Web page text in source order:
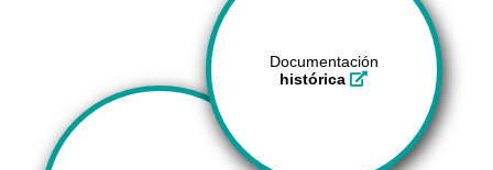
Documentación
histórica